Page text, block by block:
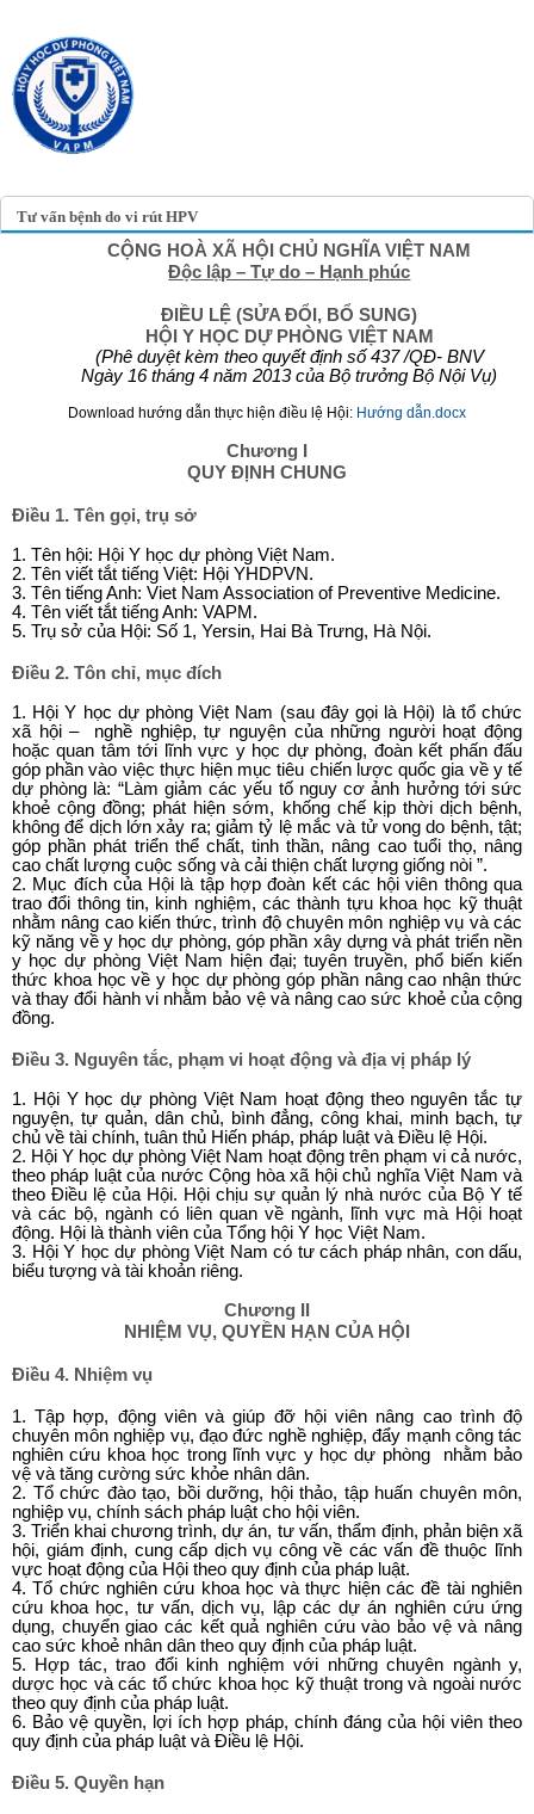
Tư vấn bệnh do vi rút HPV
CỘNG HOÀ XÃ HỘI CHỦ NGHĨA VIỆT NAM
Độc lập – Tự do – Hạnh phúc
ĐIỀU LỆ (SỬA ĐỔI, BỔ SUNG)
HỘI Y HỌC DỰ PHÒNG VIỆT NAM
(Phê duyệt kèm theo quyết định số 437 /QĐ- BNV
Ngày 16 tháng 4 năm 2013 của Bộ trưởng Bộ Nội Vụ)
Download hướng dẫn thực hiện điều lệ Hội: Hướng dẫn.docx
Chương I
QUY ĐỊNH CHUNG
Điều 1. Tên gọi, trụ sở
1. Tên hội: Hội Y học dự phòng Việt Nam.
2. Tên viết tắt tiếng Việt: Hội YHDPVN.
3. Tên tiếng Anh: Viet Nam Association of Preventive Medicine.
4. Tên viết tắt tiếng Anh: VAPM.
5. Trụ sở của Hội: Số 1, Yersin, Hai Bà Trưng, Hà Nội.
Điều 2. Tôn chỉ, mục đích
1. Hội Y học dự phòng Việt Nam (sau đây gọi là Hội) là tổ chức
xã hội – nghề nghiệp, tự nguyện của những người hoạt động
hoặc quan tâm tới lĩnh vực y học dự phòng, đoàn kết phấn đấu
góp phần vào việc thực hiện mục tiêu chiến lược quốc gia về y tế
dự phòng là: “Làm giảm các yếu tố nguy cơ ảnh hưởng tới sức
khoẻ cộng đồng; phát hiện sớm, khống chế kịp thời dịch bệnh,
không để dịch lớn xảy ra; giảm tỷ lệ mắc và tử vong do bệnh, tật;
góp phần phát triển thể chất, tinh thần, nâng cao tuổi thọ, nâng
cao chất lượng cuộc sống và cải thiện chất lượng giống nòi ”.
2. Mục đích của Hội là tập hợp đoàn kết các hội viên thông qua
trao đổi thông tin, kinh nghiệm, các thành tựu khoa học kỹ thuật
nhằm nâng cao kiến thức, trình độ chuyên môn nghiệp vụ và các
kỹ năng về y học dự phòng, góp phần xây dựng và phát triển nền
y học dự phòng Việt Nam hiện đại; tuyên truyền, phổ biến kiến
thức khoa học về y học dự phòng góp phần nâng cao nhận thức
và thay đổi hành vi nhằm bảo vệ và nâng cao sức khoẻ của cộng
đồng.
Điều 3. Nguyên tắc, phạm vi hoạt động và địa vị pháp lý
1. Hội Y học dự phòng Việt Nam hoạt động theo nguyên tắc tự
nguyện, tự quản, dân chủ, bình đẳng, công khai, minh bạch, tự
chủ về tài chính, tuân thủ Hiến pháp, pháp luật và Điều lệ Hội.
2. Hội Y học dự phòng Việt Nam hoạt động trên phạm vi cả nước,
theo pháp luật của nước Cộng hòa xã hội chủ nghĩa Việt Nam và
theo Điều lệ của Hội. Hội chịu sự quản lý nhà nước của Bộ Y tế
và các bộ, ngành có liên quan về ngành, lĩnh vực mà Hội hoạt
động. Hội là thành viên của Tổng hội Y học Việt Nam.
3. Hội Y học dự phòng Việt Nam có tư cách pháp nhân, con dấu,
biểu tượng và tài khoản riêng.
Chương II
NHIỆM VỤ, QUYỀN HẠN CỦA HỘI
Điều 4. Nhiệm vụ
1. Tập hợp, động viên và giúp đỡ hội viên nâng cao trình độ
chuyên môn nghiệp vụ, đạo đức nghề nghiệp, đẩy mạnh công tác
nghiên cứu khoa học trong lĩnh vực y học dự phòng nhằm bảo
vệ và tăng cường sức khỏe nhân dân.
2. Tổ chức đào tạo, bồi dưỡng, hội thảo, tập huấn chuyên môn,
nghiệp vụ, chính sách pháp luật cho hội viên.
3. Triển khai chương trình, dự án, tư vấn, thẩm định, phản biện xã
hội, giám định, cung cấp dịch vụ công về các vấn đề thuộc lĩnh
vực hoạt động của Hội theo quy định của pháp luật.
4. Tổ chức nghiên cứu khoa học và thực hiện các đề tài nghiên
cứu khoa học, tư vấn, dịch vụ, lập các dự án nghiên cứu ứng
dụng, chuyển giao các kết quả nghiên cứu vào bảo vệ và nâng
cao sức khoẻ nhân dân theo quy định của pháp luật.
5. Hợp tác, trao đổi kinh nghiệm với những chuyên ngành y,
dược học và các tổ chức khoa học kỹ thuật trong và ngoài nước
theo quy định của pháp luật.
6. Bảo vệ quyền, lợi ích hợp pháp, chính đáng của hội viên theo
quy định của pháp luật và Điều lệ Hội.
Điều 5. Quyền hạn